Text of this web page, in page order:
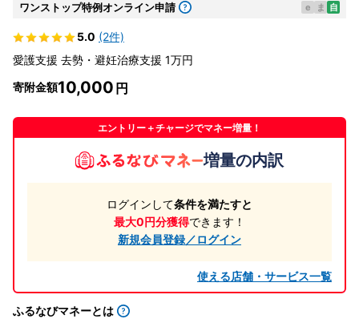
ワンストップ特例オンライン申請 e ま 自
5.0 (2件)
愛護支援 去勢・避妊治療支援 1万円
寄附金額10,000
エントリー＋チャージでマネー増量！
増量の内訳
ログインして条件を満たすと
最大0円分獲得できます！
新規会員登録／ログイン
使える店舗・サービス一覧
ふるなびマネーとは